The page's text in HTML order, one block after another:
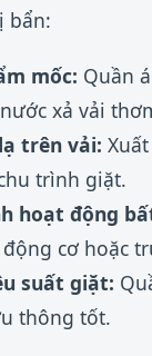
bẩn:
mốc: Quần
xả vải
trên vải:
trình giặt.
hoạt động
cơ hoặc
suất giặt:
thông tốt.